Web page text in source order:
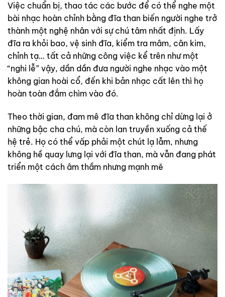
Việc chuẩn bị, thao tác các bước để có thể nghe một
bài nhạc hoàn chỉnh bằng đĩa than biến người nghe trở
thành một nghệ nhân với sự chú tâm nhất định. Lấy
đĩa ra khỏi bao, vệ sinh đĩa, kiểm tra mâm, cân kim,
chỉnh tạ… tất cả những công việc kể trên như một
“nghi lễ” vậy, dần dần đưa người nghe nhạc vào một
không gian hoài cổ, đến khi bản nhạc cất lên thì họ
hoàn toàn đắm chìm vào đó.
Theo thời gian, đam mê đĩa than không chỉ dừng lại ở
những bậc cha chú, mà còn lan truyền xuống cả thế
hệ trẻ. Họ có thể vấp phải một chút lạ lẫm, nhưng
không hề quay lưng lại với đĩa than, mà vẫn đang phát
triển một cách âm thầm nhưng mạnh mẽ